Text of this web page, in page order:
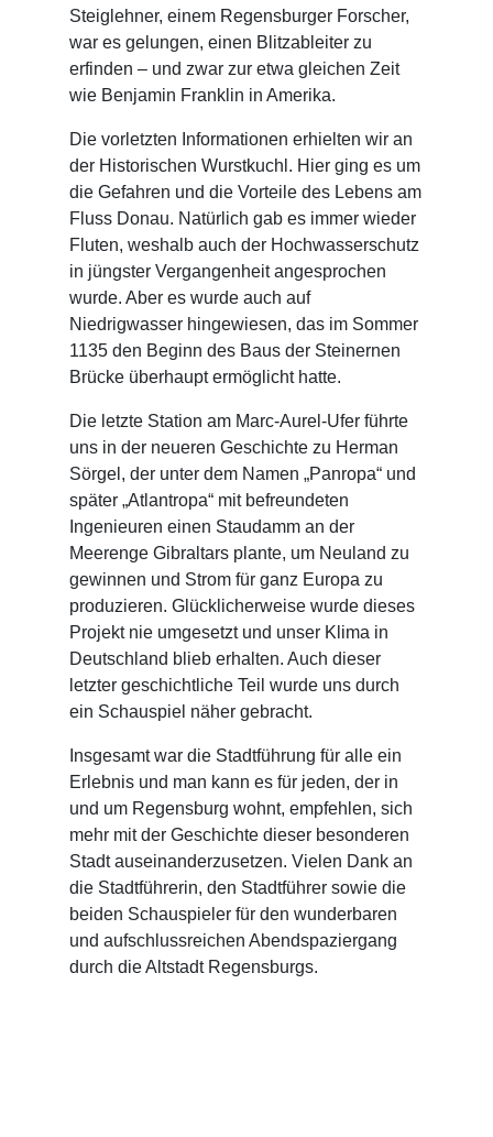
Steiglehner, einem Regensburger Forscher,
war es gelungen, einen Blitzableiter zu
erfinden – und zwar zur etwa gleichen Zeit
wie Benjamin Franklin in Amerika.
Die vorletzten Informationen erhielten wir an
der Historischen Wurstkuchl. Hier ging es um
die Gefahren und die Vorteile des Lebens am
Fluss Donau. Natürlich gab es immer wieder
Fluten, weshalb auch der Hochwasserschutz
in jüngster Vergangenheit angesprochen
wurde. Aber es wurde auch auf
Niedrigwasser hingewiesen, das im Sommer
1135 den Beginn des Baus der Steinernen
Brücke überhaupt ermöglicht hatte.
Die letzte Station am Marc-Aurel-Ufer führte
uns in der neueren Geschichte zu Herman
Sörgel, der unter dem Namen „Panropa“ und
später „Atlantropa“ mit befreundeten
Ingenieuren einen Staudamm an der
Meerenge Gibraltars plante, um Neuland zu
gewinnen und Strom für ganz Europa zu
produzieren. Glücklicherweise wurde dieses
Projekt nie umgesetzt und unser Klima in
Deutschland blieb erhalten. Auch dieser
letzter geschichtliche Teil wurde uns durch
ein Schauspiel näher gebracht.
Insgesamt war die Stadtführung für alle ein
Erlebnis und man kann es für jeden, der in
und um Regensburg wohnt, empfehlen, sich
mehr mit der Geschichte dieser besonderen
Stadt auseinanderzusetzen. Vielen Dank an
die Stadtführerin, den Stadtführer sowie die
beiden Schauspieler für den wunderbaren
und aufschlussreichen Abendspaziergang
durch die Altstadt Regensburgs.